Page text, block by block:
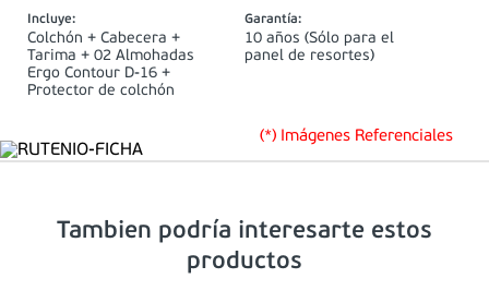
Incluye:
Colchón + Cabecera +
Tarima + 02 Almohadas
Ergo Contour D-16 +
Protector de colchón
Garantía:
10 años (Sólo para el
panel de resortes)
(*) Imágenes Referenciales
Tambien podría interesarte estos
productos